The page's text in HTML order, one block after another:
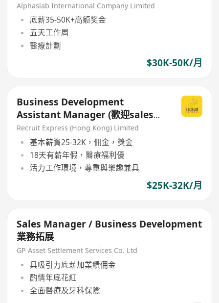
Alphaslab International Company Limited
底薪35-50K+高额奖金
五天工作周
醫療計劃
$30K-50K/月
Business Development
Assistant Manager (歡迎sales
background)
Recruit Express (Hong Kong) Limited
基本薪資25-32K，佣金，獎金
18天有薪年假，醫療福利優
活力工作環境，尊重與樂趣兼具
$25K-32K/月
Sales Manager / Business Development
業務拓展
GP Asset Settlement Services Co. Ltd
具吸引力底薪加業績佣金
酌情年底花紅
全面醫療及牙科保險